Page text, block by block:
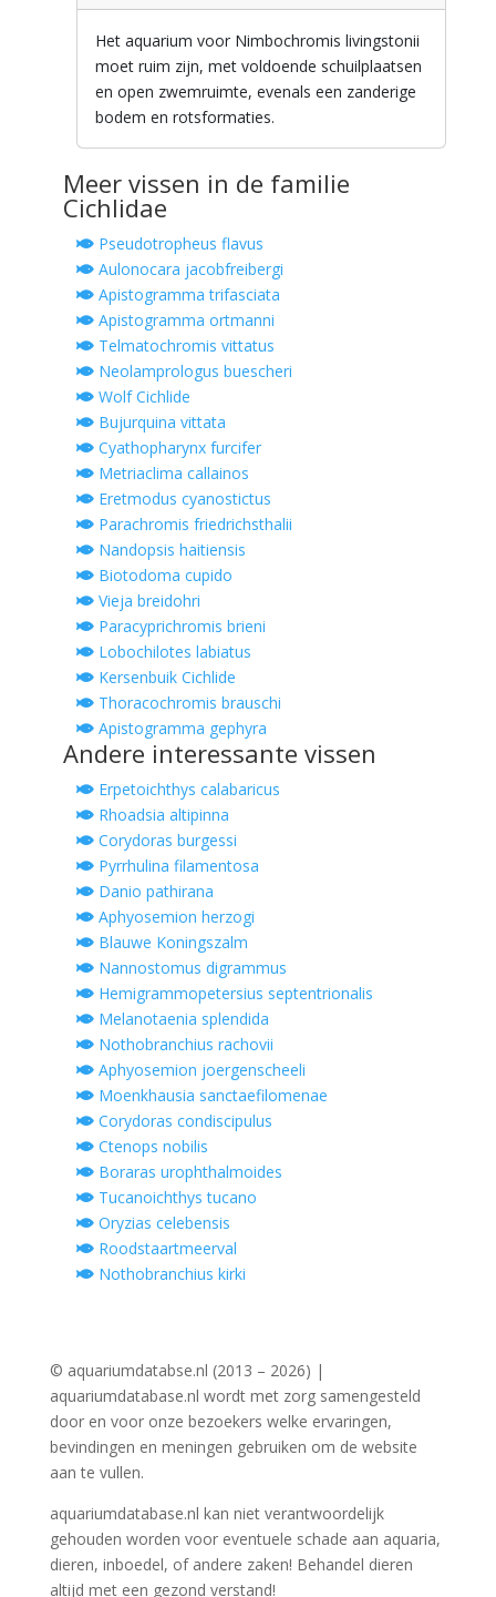
Het aquarium voor Nimbochromis livingstonii
moet ruim zijn, met voldoende schuilplaatsen
en open zwemruimte, evenals een zanderige
bodem en rotsformaties.
Meer vissen in de familie
Cichlidae
Pseudotropheus flavus
Aulonocara jacobfreibergi
Apistogramma trifasciata
Apistogramma ortmanni
Telmatochromis vittatus
Neolamprologus buescheri
Wolf Cichlide
Bujurquina vittata
Cyathopharynx furcifer
Metriaclima callainos
Eretmodus cyanostictus
Parachromis friedrichsthalii
Nandopsis haitiensis
Biotodoma cupido
Vieja breidohri
Paracyprichromis brieni
Lobochilotes labiatus
Kersenbuik Cichlide
Thoracochromis brauschi
Apistogramma gephyra
Andere interessante vissen
Erpetoichthys calabaricus
Rhoadsia altipinna
Corydoras burgessi
Pyrrhulina filamentosa
Danio pathirana
Aphyosemion herzogi
Blauwe Koningszalm
Nannostomus digrammus
Hemigrammopetersius septentrionalis
Melanotaenia splendida
Nothobranchius rachovii
Aphyosemion joergenscheeli
Moenkhausia sanctaefilomenae
Corydoras condiscipulus
Ctenops nobilis
Boraras urophthalmoides
Tucanoichthys tucano
Oryzias celebensis
Roodstaartmeerval
Nothobranchius kirki
© aquariumdatabse.nl (2013 – 2026) |
aquariumdatabase.nl wordt met zorg samengesteld
door en voor onze bezoekers welke ervaringen,
bevindingen en meningen gebruiken om de website
aan te vullen.
aquariumdatabase.nl kan niet verantwoordelijk
gehouden worden voor eventuele schade aan aquaria,
dieren, inboedel, of andere zaken! Behandel dieren
altijd met een gezond verstand!